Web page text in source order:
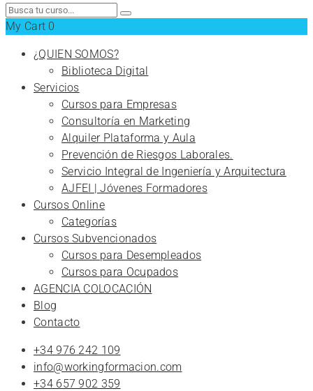
Search
for:
My Cart 0
¿QUIEN SOMOS?
Biblioteca Digital
Servicios
Cursos para Empresas
Consultoría en Marketing
Alquiler Plataforma y Aula
Prevención de Riesgos Laborales.
Servicio Integral de Ingeniería y Arquitectura
AJFEI | Jóvenes Formadores
Cursos Online
Categorías
Cursos Subvencionados
Cursos para Desempleados
Cursos para Ocupados
AGENCIA COLOCACIÓN
Blog
Contacto
+34 976 242 109
info@workingformacion.com
+34 657 902 359